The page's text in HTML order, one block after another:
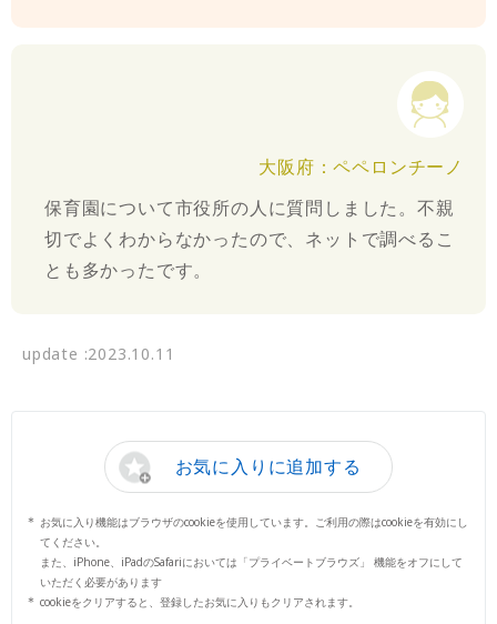
大阪府：ペペロンチーノ
保育園について市役所の人に質問しました。不親
切でよくわからなかったので、ネットで調べるこ
とも多かったです。
update :2023.10.11
お気に入りに追加する
お気に入り機能はブラウザのcookieを使用しています。ご利用の際はcookieを有効にし
てください。
また、iPhone、iPadのSafariにおいては「プライベートブラウズ」 機能をオフにして
いただく必要があります
cookieをクリアすると、登録したお気に入りもクリアされます。